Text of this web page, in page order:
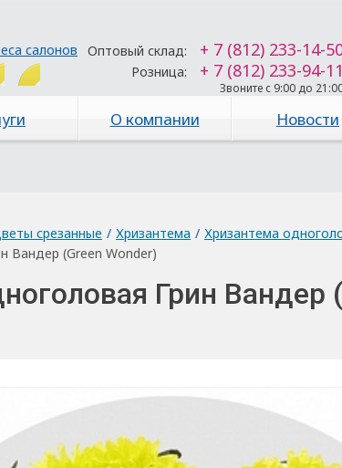
салонов Оптовый склад: + 7 (812) 233-14-
Розница: + 7 (812) 233-94-11
Звоните с 9:00 до
О компании Новости
срезанные / Хризантема / Хризантема
Вандер (Green Wonder)
Грин Вандер